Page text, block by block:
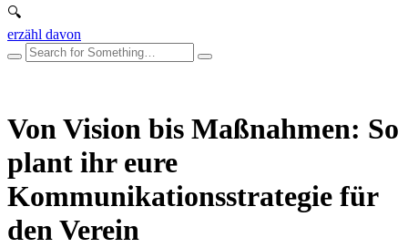
erzähl davon
Von Vision bis Maßnahmen: So
plant ihr eure
Kommunikationsstrategie für
den Verein